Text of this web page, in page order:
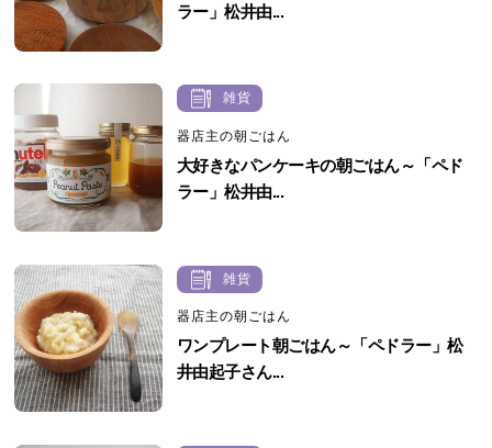
ラー」松井由...
雑貨
器店主の朝ごはん
大好きなパンケーキの朝ごはん～「ペド
ラー」松井由...
雑貨
器店主の朝ごはん
ワンプレート朝ごはん～「ペドラー」松
井由起子さん...